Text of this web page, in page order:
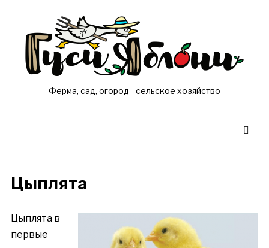
Ферма, сад, огород - сельское хозяйство
Цыплята
Цыплята в
первые